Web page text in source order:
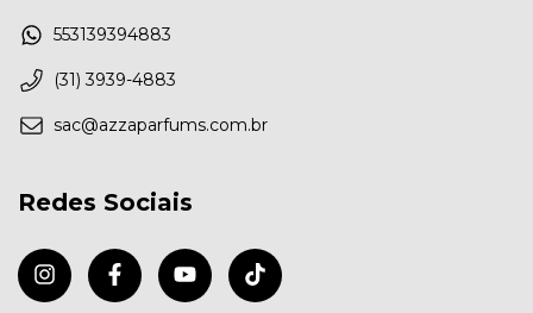
553139394883
(31) 3939-4883
sac@azzaparfums.com.br
Redes Sociais